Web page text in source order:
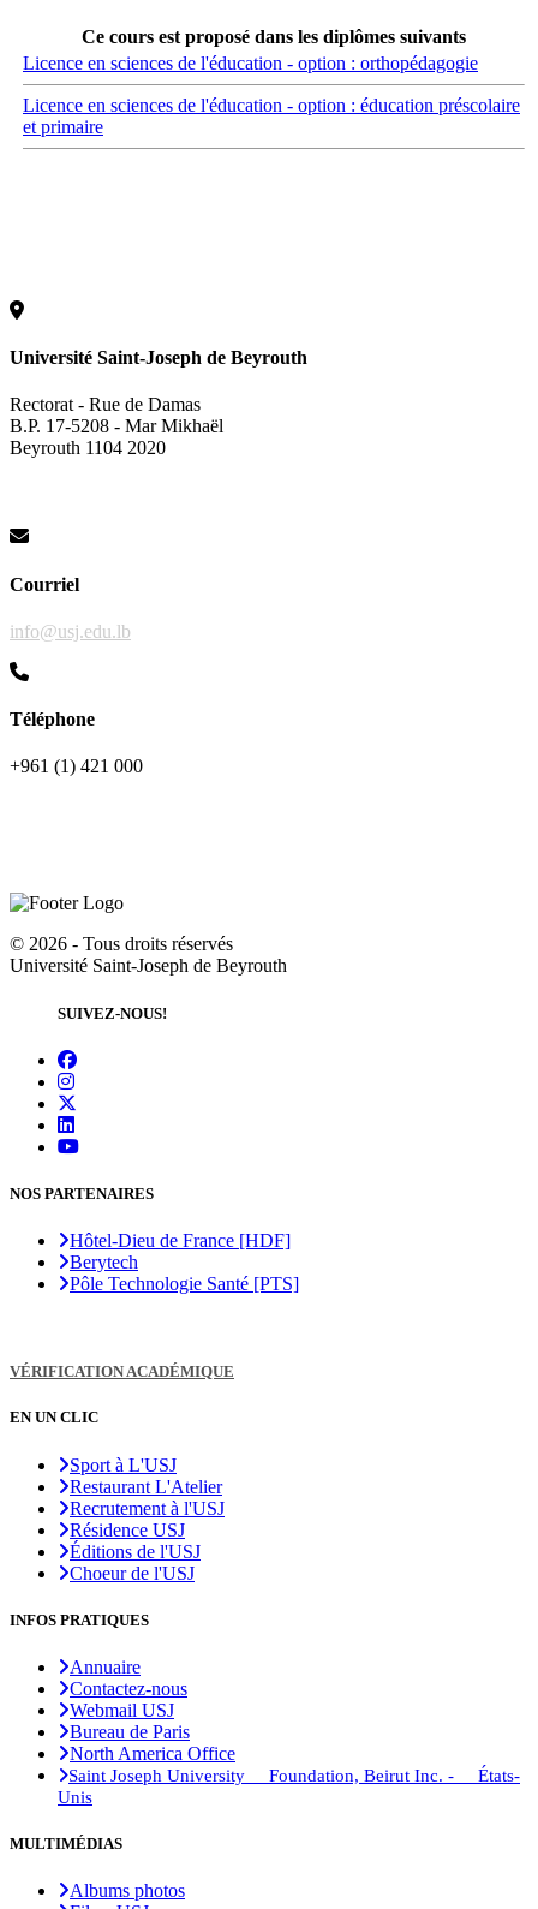
Ce cours est proposé dans les diplômes suivants
Licence en sciences de l'éducation - option : orthopédagogie
Licence en sciences de l'éducation - option : éducation préscolaire
et primaire
Université Saint-Joseph de Beyrouth
Rectorat - Rue de Damas
B.P. 17-5208 - Mar Mikhaël
Beyrouth 1104 2020
Courriel
info@usj.edu.lb
Téléphone
+961 (1) 421 000
© 2026 - Tous droits réservés
Université Saint-Joseph de Beyrouth
SUIVEZ-NOUS!
NOS PARTENAIRES
Hôtel-Dieu de France [HDF]
Berytech
Pôle Technologie Santé [PTS]
VÉRIFICATION ACADÉMIQUE
EN UN CLIC
Sport à L'USJ
Restaurant L'Atelier
Recrutement à l'USJ
Résidence USJ
Éditions de l'USJ
Choeur de l'USJ
INFOS PRATIQUES
Annuaire
Contactez-nous
Webmail USJ
Bureau de Paris
North America Office
Saint Joseph University Foundation, Beirut Inc. - États-
Unis
MULTIMÉDIAS
Albums photos